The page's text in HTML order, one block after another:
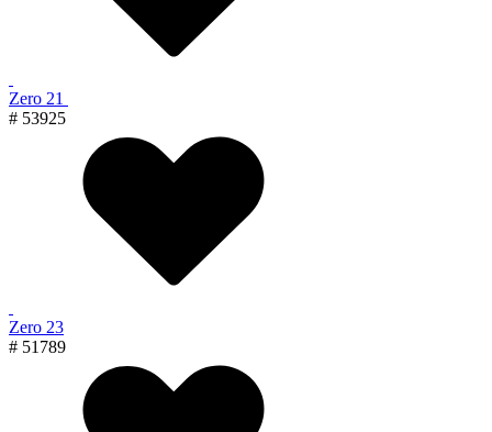
Zero 21
# 53925
Zero 23
# 51789